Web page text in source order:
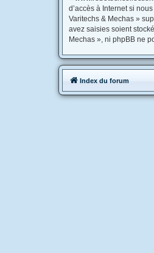
d’accès à Internet si
Varitechs & Mechas »
avez saisies soient
Mechas », ni phpBB ne
Index du forum